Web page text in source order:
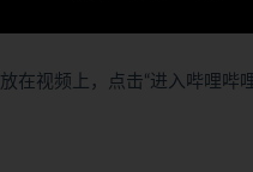
在视频上，点击“进入哔哩哔